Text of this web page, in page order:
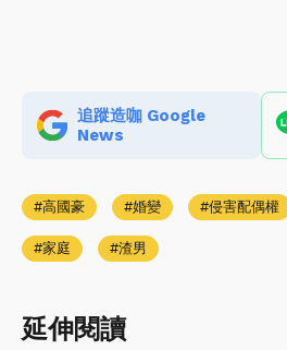
追蹤造咖 Google
News
高國豪 婚變 侵害配偶權
家庭 渣男
延伸閱讀